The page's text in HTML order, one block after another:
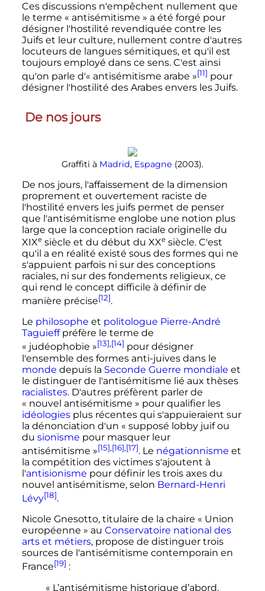
Ces discussions n'empêchent nullement que
le terme « antisémitisme » a été forgé pour
désigner l'hostilité revendiquée contre les
Juifs et leur culture, nullement contre d'autres
locuteurs de langues sémitiques, et qu'il est
toujours employé dans ce sens. C'est ainsi
qu'on parle d'« antisémitisme arabe »[11] pour
désigner l'hostilité des Arabes envers les Juifs.
De nos jours
Graffiti à Madrid, Espagne (2003).
De nos jours, l'affaissement de la dimension
proprement et ouvertement raciste de
l'hostilité envers les juifs permet de penser
que l'antisémitisme englobe une notion plus
large que la conception raciale originelle du
XIXe siècle et du début du XXe siècle. C'est
qu'il a en réalité existé sous des formes qui ne
s'appuient parfois ni sur des conceptions
raciales, ni sur des fondements religieux, ce
qui rend le concept difficile à définir de
manière précise[12].
Le philosophe et politologue Pierre-André
Taguieffpréfère le terme de
« judéophobie »[13],[14] pour désigner
l'ensemble des formes anti-juives dans le
monde depuis la Seconde Guerre mondiale et
le distinguer de l'antisémitisme lié aux thèses
racialistes. D'autres préfèrent parler de
« nouvel antisémitisme » pour qualifier les
idéologiesplus récentes qui s'appuieraient sur
la dénonciation d'un « supposé lobby juif ou
du sionisme pour masquer leur
antisémitisme »[15],[16],[17]. Le négationnisme et
la compétition des victimes s'ajoutent à
l'antisionisme pour définir les trois axes du
nouvel antisémitisme, selon Bernard-Henri
Lévy[18].
Nicole Gnesotto, titulaire de la chaire « Union
européenne » au Conservatoire national des
arts et métiers, propose de distinguer trois
sources de l'antisémitisme contemporain en
France[19] :
« L’antisémitisme historique d’abord,